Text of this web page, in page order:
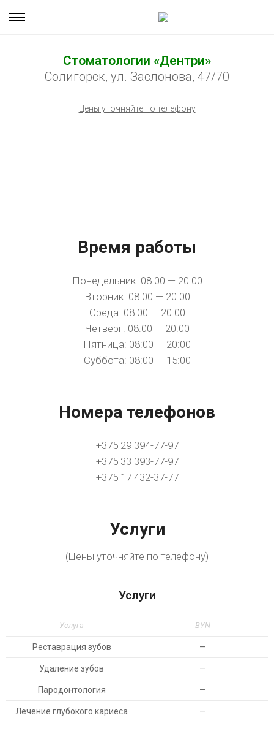
Стоматологии «Дентри»
Солигорск, ул. Заслонова, 47/70
Цены уточняйте по телефону
Время работы
Понедельник: 08:00 — 20:00
Вторник: 08:00 — 20:00
Среда: 08:00 — 20:00
Четверг: 08:00 — 20:00
Пятница: 08:00 — 20:00
Суббота: 08:00 — 15:00
Номера телефонов
+375 29 394-77-97
+375 33 393-77-97
+375 17 432-37-77
Услуги
(Цены уточняйте по телефону)
Услуги
Услуга BYN
Реставрация зубов —
Удаление зубов —
Пародонтология —
Лечение глубокого кариеса —